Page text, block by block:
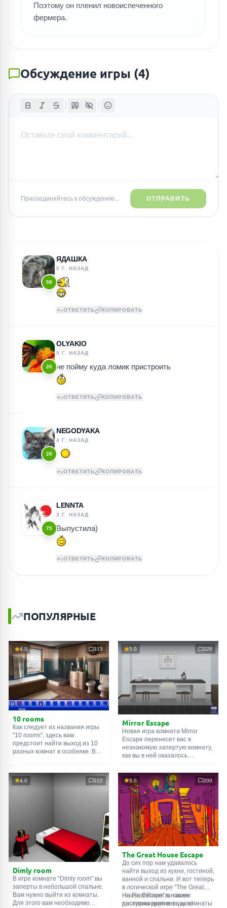
Поэтому он пленил новоиспеченного
фермера.
Обсуждение игры (4)
Присоединяйтесь к обсуждению... ОТПРАВИТЬ
58
ЯДАШКА
5 Г. НАЗАД
ОТВЕТИТЬ КОПИРОВАТЬ
20
OLYAKIO
5 Г. НАЗАД
не пойму куда ломик пристроить
ОТВЕТИТЬ КОПИРОВАТЬ
28
NEGODYAKA
4 Г. НАЗАД
ОТВЕТИТЬ КОПИРОВАТЬ
75
LENNTA
3 Г. НАЗАД
Выпустила)
ОТВЕТИТЬ КОПИРОВАТЬ
ПОПУЛЯРНЫЕ
4.0 315
10 rooms
Как следует из названия игры
"10 rooms", здесь вам
предстоит найти выход из 10
разных комнат в особняке. В
их, чтобы выйти. Выход из
одной комнаты является
5.0 229
Mirror Escape
Новая игра комната Mirror
Escape перенесет вас в
незнакомую запертую комнату,
как вы в ней оказалось
смекалки попробуйте решить
все, приготовленные авторами
для вас, головоломки и найти
выход на свободу.
Внимательно осмотрите
помещение, возможно вы
сможете найти какие-нибудь
подсказки. Желаем удачи!
4.0 222
Dimly room
В игре комнате "Dimly room" вы
заперты в небольшой спальне.
Вам нужно выйти из комнаты.
Для этого вам необходимо
5.0 200
The Great House Escape
До сих пор нам удавалось
найти выход из кухни, гостиной,
ванной и спальни. И вот теперь
в логической игре "The Great
House Escape" в нашем
распоряжении весь дом!
На FlashRoom.ru также
доступны другие игры комнаты